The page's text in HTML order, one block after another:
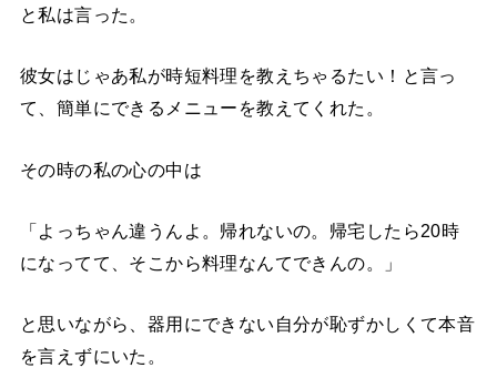
と私は言った。
彼女はじゃあ私が時短料理を教えちゃるたい！と言っ
て、簡単にできるメニューを教えてくれた。
その時の私の心の中は
「よっちゃん違うんよ。帰れないの。帰宅したら20時
になってて、そこから料理なんてできんの。」
と思いながら、器用にできない自分が恥ずかしくて本音
を言えずにいた。